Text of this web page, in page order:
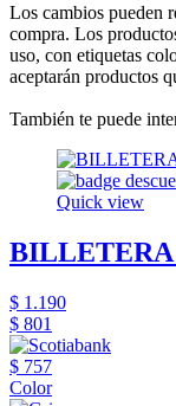
Los cambios pueden
compra. Los
uso, con etiquetas
aceptarán productos
También te puede
Quick view
BILLETERA
$ 1.190
$ 801
$ 757
Color